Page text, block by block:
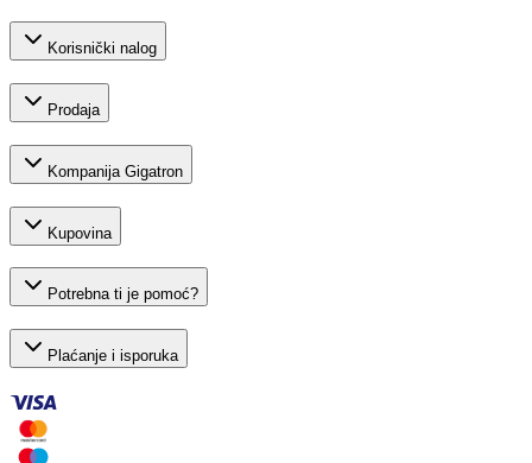
Korisnički nalog
Prodaja
Kompanija Gigatron
Kupovina
Potrebna ti je pomoć?
Plaćanje i isporuka